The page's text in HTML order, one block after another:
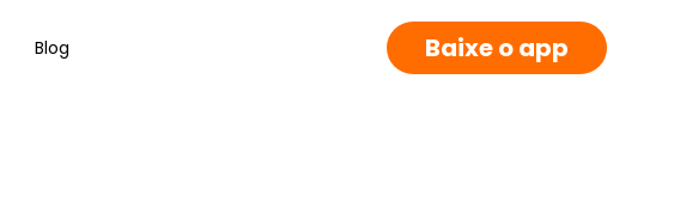
Blog Baixe o app